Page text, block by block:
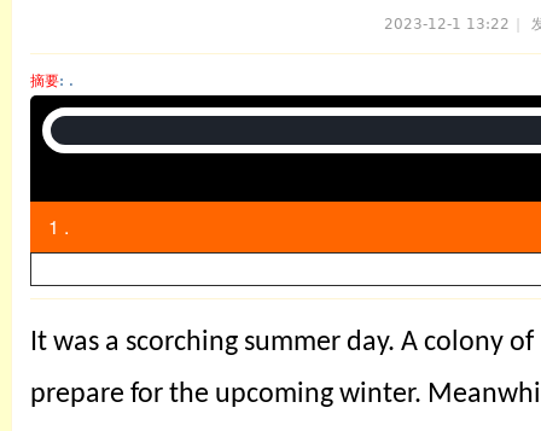
陈雷
2023-12-1 13:22
摘要: .
1 .
It was a scorching summer day. A colony
prepare for the upcoming winter.